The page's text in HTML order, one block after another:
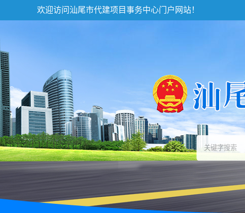
欢迎访问汕尾市代建项目事务中心门户网站！